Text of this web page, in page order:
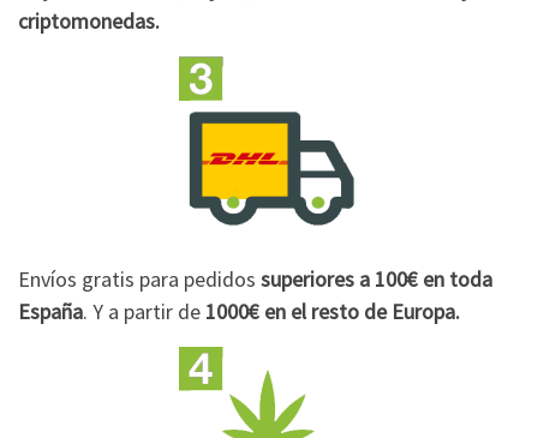
criptomonedas.
Envíos gratis para pedidos superiores a 100€ en toda
España. Y a partir de 1000€ en el resto de Europa.